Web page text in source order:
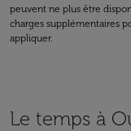
peuvent ne plus être
charges supplémentaires
appliquer.
Le temps à